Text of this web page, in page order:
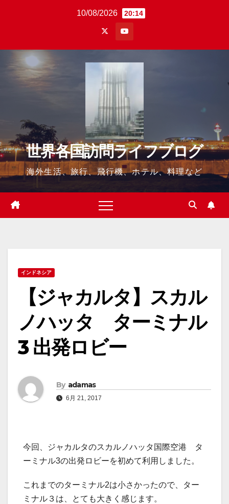
10/08/2026 20:14
世界各国訪問ライフブログ
海外生活、旅行、飛行機、ホテル、料理など
インドネシア
【ジャカルタ】スカル
ノハッタ ターミナル
3 出発ロビー
By adamas
6月 21, 2017
今回、ジャカルタのスカルノハッタ国際空港 タ
ーミナル3の出発ロビーを初めて利用しました。
これまでのターミナル2は小さかったので、ター
ミナル３は、とても大きく感じます。